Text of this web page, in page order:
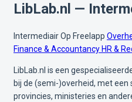
LibLab.nl —
IntermediairOp Freelapp
Finance & Accountancy HR &
LibLab.nl is een
bij de (semi-)overheid, met
provincies, ministeries en